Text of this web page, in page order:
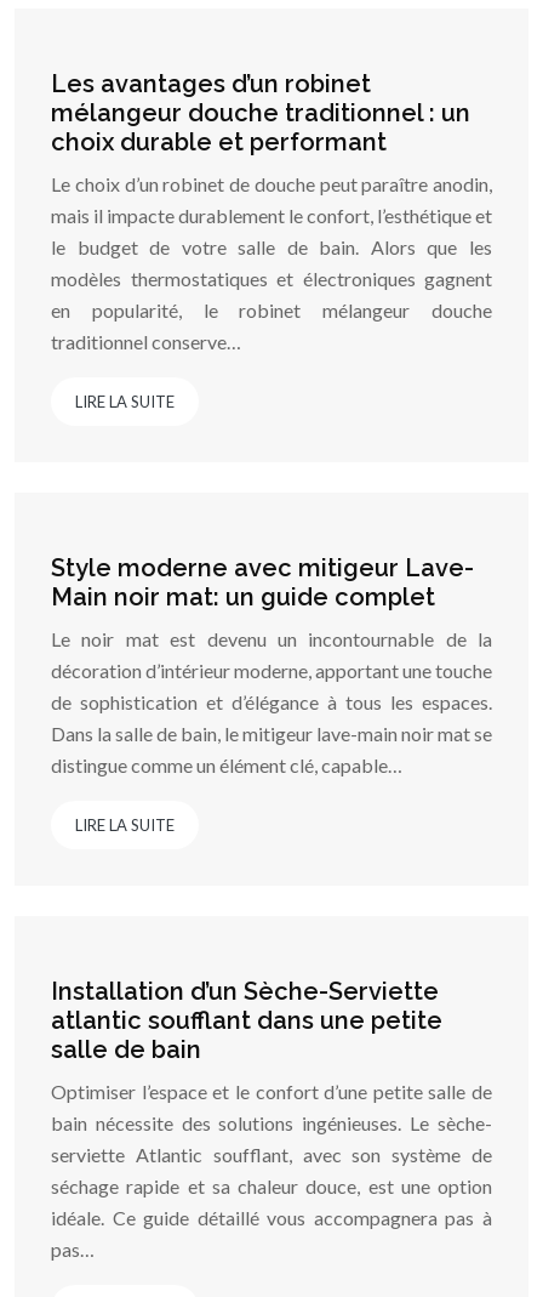
Les avantages d’un robinet
mélangeur douche traditionnel : un
choix durable et performant
Le choix d’un robinet de douche peut paraître anodin,
mais il impacte durablement le confort, l’esthétique et
le budget de votre salle de bain. Alors que les
modèles thermostatiques et électroniques gagnent
en popularité, le robinet mélangeur douche
traditionnel conserve…
LIRE LA SUITE
Style moderne avec mitigeur Lave-
Main noir mat: un guide complet
Le noir mat est devenu un incontournable de la
décoration d’intérieur moderne, apportant une touche
de sophistication et d’élégance à tous les espaces.
Dans la salle de bain, le mitigeur lave-main noir mat se
distingue comme un élément clé, capable…
LIRE LA SUITE
Installation d’un Sèche-Serviette
atlantic soufflant dans une petite
salle de bain
Optimiser l’espace et le confort d’une petite salle de
bain nécessite des solutions ingénieuses. Le sèche-
serviette Atlantic soufflant, avec son système de
séchage rapide et sa chaleur douce, est une option
idéale. Ce guide détaillé vous accompagnera pas à
pas…